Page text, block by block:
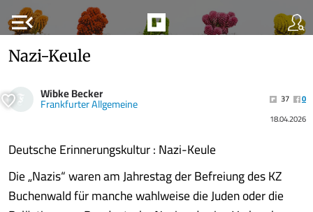
menu_open
Nazi-Keule
Wibke Becker
Frankfurter Allgemeine 37
0
18.04.2026
Deutsche Erinnerungskultur : Nazi-Keule
Die „Nazis“ waren am Jahrestag der Befreiung des KZ
Buchenwald für manche wahlweise die Juden oder die